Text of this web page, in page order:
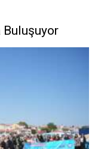
Buluşuyor